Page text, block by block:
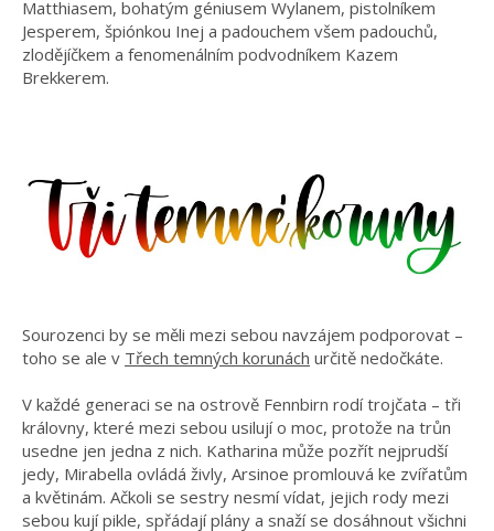
Matthiasem, bohatým géniusem Wylanem, pistolníkem
Jesperem, špiónkou Inej a padouchem všem padouchů,
zlodějíčkem a fenomenálním podvodníkem Kazem
Brekkerem.
Sourozenci by se měli mezi sebou navzájem podporovat –
toho se ale v Třech temných korunách určitě nedočkáte.
V každé generaci se na ostrově Fennbirn rodí trojčata – tři
královny, které mezi sebou usilují o moc, protože na trůn
usedne jen jedna z nich. Katharina může pozřít nejprudší
jedy, Mirabella ovládá živly, Arsinoe promlouvá ke zvířatům
a květinám. Ačkoli se sestry nesmí vídat, jejich rody mezi
sebou kují pikle, spřádají plány a snaží se dosáhnout všichni